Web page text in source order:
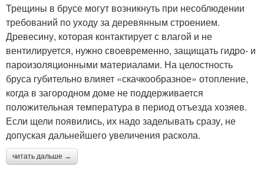
Трещины в брусе могут возникнуть при несоблюдении
требований по уходу за деревянным строением.
Древесину, которая контактирует с влагой и не
вентилируется, нужно своевременно, защищать гидро- и
пароизоляционными материалами. На целостность
бруса губительно влияет «скачкообразное» отопление,
когда в загородном доме не поддерживается
положительная температура в период отъезда хозяев.
Если щели появились, их надо заделывать сразу, не
допуская дальнейшего увеличения раскола.
читать дальше →